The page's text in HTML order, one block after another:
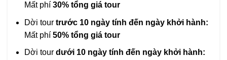
Mất phí 30% tổng giá tour
Dời tour trước 10 ngày tính đến ngày khởi hành:
Mất phí 50% tổng giá tour
Dời tour dưới 10 ngày tính đến ngày khởi hành: